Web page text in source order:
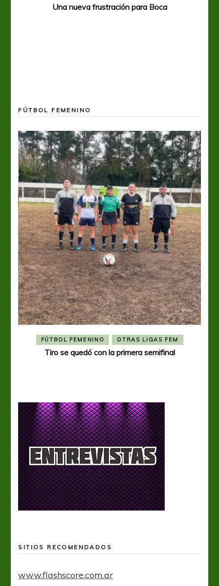
Una nueva frustración para Boca
FÚTBOL FEMENINO
FÚTBOL FEMENINO OTRAS LIGAS FEM
Tiro se quedó con la primera semifinal
SITIOS RECOMENDADOS
www.flashscore.com.ar